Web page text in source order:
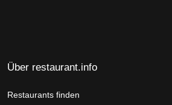
Über restaurant.info
Restaurants finden